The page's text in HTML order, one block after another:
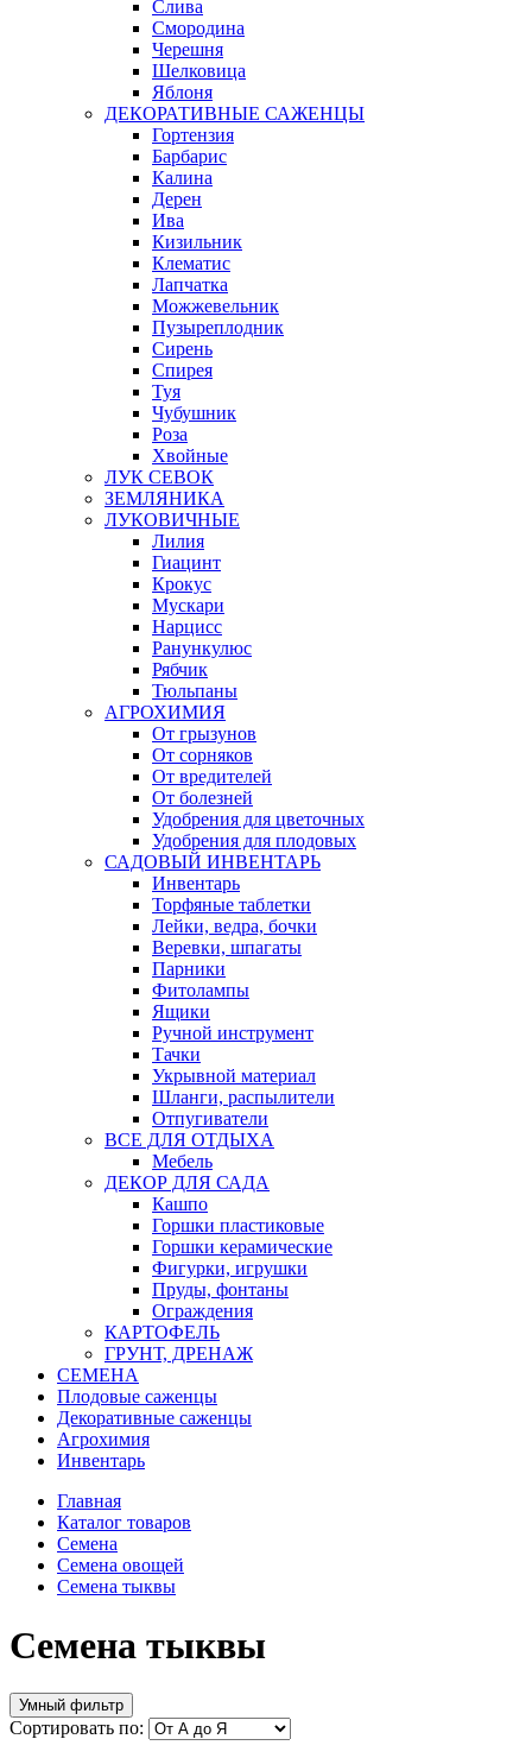
Слива
Смородина
Черешня
Шелковица
Яблоня
ДЕКОРАТИВНЫЕ САЖЕНЦЫ
Гортензия
Барбарис
Калина
Дерен
Ива
Кизильник
Клематис
Лапчатка
Можжевельник
Пузыреплодник
Сирень
Спирея
Туя
Чубушник
Роза
Хвойные
ЛУК СЕВОК
ЗЕМЛЯНИКА
ЛУКОВИЧНЫЕ
Лилия
Гиацинт
Крокус
Мускари
Нарцисс
Ранункулюс
Рябчик
Тюльпаны
АГРОХИМИЯ
От грызунов
От сорняков
От вредителей
От болезней
Удобрения для цветочных
Удобрения для плодовых
САДОВЫЙ ИНВЕНТАРЬ
Инвентарь
Торфяные таблетки
Лейки, ведра, бочки
Веревки, шпагаты
Парники
Фитолампы
Ящики
Ручной инструмент
Тачки
Укрывной материал
Шланги, распылители
Отпугиватели
ВСЕ ДЛЯ ОТДЫХА
Мебель
ДЕКОР ДЛЯ САДА
Кашпо
Горшки пластиковые
Горшки керамические
Фигурки, игрушки
Пруды, фонтаны
Ограждения
КАРТОФЕЛЬ
ГРУНТ, ДРЕНАЖ
СЕМЕНА
Плодовые саженцы
Декоративные саженцы
Агрохимия
Инвентарь
Главная
Каталог товаров
Семена
Семена овощей
Семена тыквы
Семена тыквы
Умный фильтр
Сортировать по: